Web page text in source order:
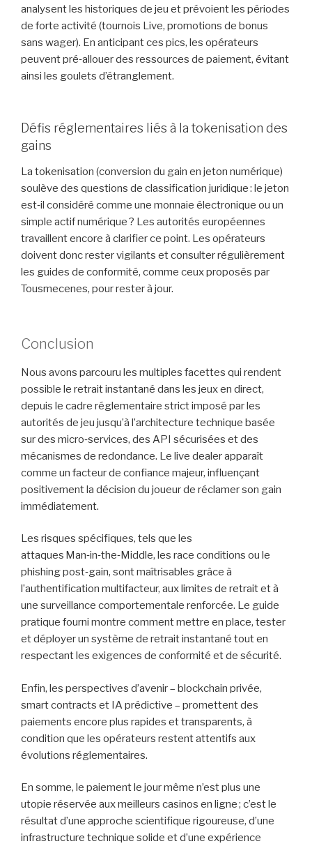
analysent les historiques de jeu et prévoient les périodes
de forte activité (tournois Live, promotions de bonus
sans wager). En anticipant ces pics, les opérateurs
peuvent pré‑allouer des ressources de paiement, évitant
ainsi les goulets d’étranglement.
Défis réglementaires liés à la tokenisation des
gains
La tokenisation (conversion du gain en jeton numérique)
soulève des questions de classification juridique : le jeton
est‑il considéré comme une monnaie électronique ou un
simple actif numérique ? Les autorités européennes
travaillent encore à clarifier ce point. Les opérateurs
doivent donc rester vigilants et consulter régulièrement
les guides de conformité, comme ceux proposés par
Tousmecenes, pour rester à jour.
Conclusion
Nous avons parcouru les multiples facettes qui rendent
possible le retrait instantané dans les jeux en direct,
depuis le cadre réglementaire strict imposé par les
autorités de jeu jusqu’à l’architecture technique basée
sur des micro‑services, des API sécurisées et des
mécanismes de redondance. Le live dealer apparaît
comme un facteur de confiance majeur, influençant
positivement la décision du joueur de réclamer son gain
immédiatement.
Les risques spécifiques, tels que les
attaques Man‑in‑the‑Middle, les race conditions ou le
phishing post‑gain, sont maîtrisables grâce à
l’authentification multifacteur, aux limites de retrait et à
une surveillance comportementale renforcée. Le guide
pratique fourni montre comment mettre en place, tester
et déployer un système de retrait instantané tout en
respectant les exigences de conformité et de sécurité.
Enfin, les perspectives d’avenir – blockchain privée,
smart contracts et IA prédictive – promettent des
paiements encore plus rapides et transparents, à
condition que les opérateurs restent attentifs aux
évolutions réglementaires.
En somme, le paiement le jour même n’est plus une
utopie réservée aux meilleurs casinos en ligne ; c’est le
résultat d’une approche scientifique rigoureuse, d’une
infrastructure technique solide et d’une expérience